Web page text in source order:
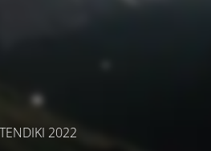
2022